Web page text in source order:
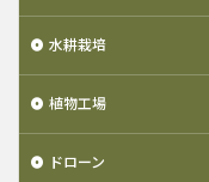
水耕栽培
植物工場
ドローン